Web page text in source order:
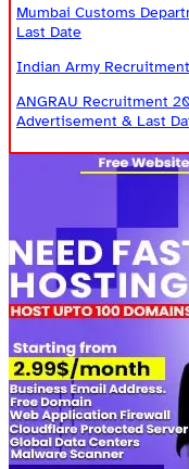
Mumbai Customs
Last Date
Indian Army
ANGRAU Recruitment
Advertisement & Last